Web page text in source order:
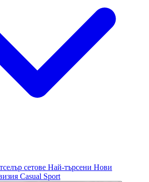
сетове Най-търсени Нови
Casual Sport